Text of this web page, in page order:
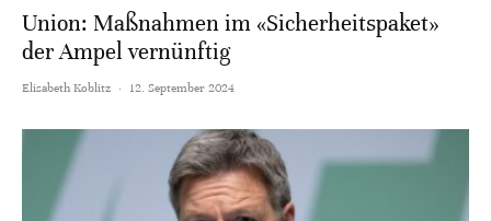
Union: Maßnahmen im «Sicherheitspaket»
der Ampel vernünftig
Elisabeth Koblitz · 12. September 2024